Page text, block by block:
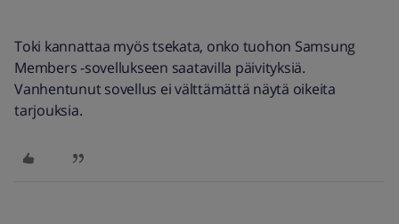
Toki kannattaa myös tsekata, onko tuohon Samsung
Members -sovellukseen saatavilla päivityksiä.
Vanhentunut sovellus ei välttämättä näytä oikeita
tarjouksia.